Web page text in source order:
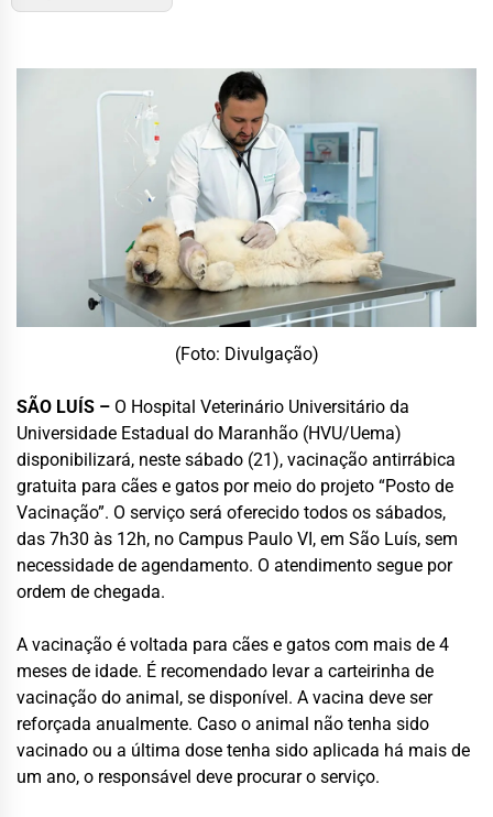
(Foto: Divulgação)
SÃO LUÍS – O Hospital Veterinário Universitário da
Universidade Estadual do Maranhão (HVU/Uema)
disponibilizará, neste sábado (21), vacinação antirrábica
gratuita para cães e gatos por meio do projeto “Posto de
Vacinação”. O serviço será oferecido todos os sábados,
das 7h30 às 12h, no Campus Paulo VI, em São Luís, sem
necessidade de agendamento. O atendimento segue por
ordem de chegada.
A vacinação é voltada para cães e gatos com mais de 4
meses de idade. É recomendado levar a carteirinha de
vacinação do animal, se disponível. A vacina deve ser
reforçada anualmente. Caso o animal não tenha sido
vacinado ou a última dose tenha sido aplicada há mais de
um ano, o responsável deve procurar o serviço.